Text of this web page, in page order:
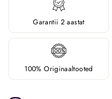
Garantii 2 aastat
100% Originaaltooted